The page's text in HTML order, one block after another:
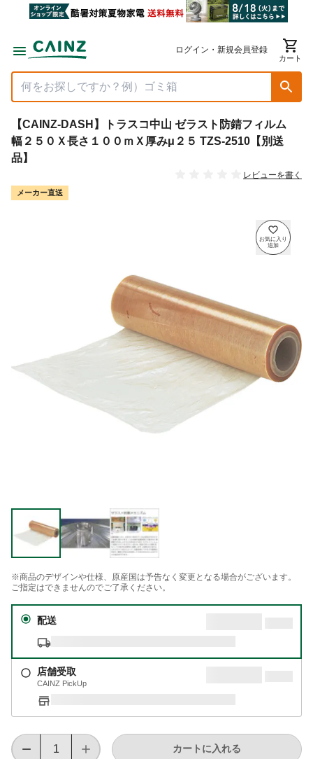
ログイン・新規会員登録
カート
【CAINZ-DASH】トラスコ中山 ゼラスト防錆フィルム
幅２５０Ｘ長さ１００ｍＸ厚みμ２５ TZS-2510【別送
品】
レビューを書く
メーカー直送
※商品のデザインや仕様、原産国は予告なく変更となる場合がございます。
ご指定はできませんのでご了承ください。
配送
店舗受取
CAINZ PickUp
カートに入れる